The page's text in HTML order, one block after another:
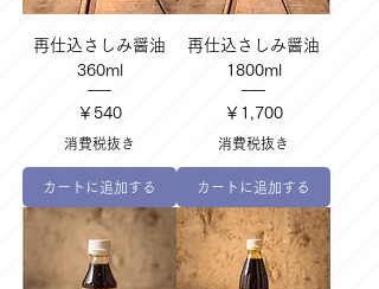
再仕込さしみ醤油
360ml
価格
￥540
消費税抜き
カートに追加する
再仕込さしみ醤油
1800ml
価格
￥1,700
消費税抜き
カートに追加する